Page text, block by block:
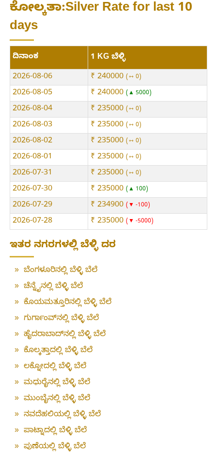
ಕೋಲ್ಕತಾ:Silver Rate for last 10
days
ದಿನಾಂಕ
1 KG ಬೆಳ್ಳಿ
2026-08-06
₹ 240000 ⇿ 0
2026-08-05 ₹ 240000 ▲ 5000
2026-08-04 ₹ 235000 ⇿ 0
2026-08-03 ₹ 235000 ⇿ 0
2026-08-02 ₹ 235000 ⇿ 0
2026-08-01 ₹ 235000 ⇿ 0
2026-07-31 ₹ 235000 ⇿ 0
2026-07-30 ₹ 235000 ▲ 100
2026-07-29 ₹ 234900 ▼ -100
2026-07-28 ₹ 235000 ▼ -5000
ಇತರ ನಗರಗಳಲ್ಲಿ ಬೆಳ್ಳಿ ದರ
» ಬೆಂಗಳೂರಿನಲ್ಲಿ ಬೆಳ್ಳಿ ಬೆಲೆ
» ಚೆನ್ನೈನಲ್ಲಿ ಬೆಳ್ಳಿ ಬೆಲೆ
» ಕೊಯಮತ್ತೂರಿನಲ್ಲಿ ಬೆಳ್ಳಿ ಬೆಲೆ
» ಗುರ್ಗಾಂವ್‌ನಲ್ಲಿ ಬೆಳ್ಳಿ ಬೆಲೆ
» ಹೈದರಾಬಾದ್‌ನಲ್ಲಿ ಬೆಳ್ಳಿ ಬೆಲೆ
» ಕೊಲ್ಕತ್ತಾದಲ್ಲಿ ಬೆಳ್ಳಿ ಬೆಲೆ
» ಲಕ್ನೋದಲ್ಲಿ ಬೆಳ್ಳಿ ಬೆಲೆ
» ಮಧುರೈನಲ್ಲಿ ಬೆಳ್ಳಿ ಬೆಲೆ
» ಮುಂಬೈನಲ್ಲಿ ಬೆಳ್ಳಿ ಬೆಲೆ
» ನವದೆಹಲಿಯಲ್ಲಿ ಬೆಳ್ಳಿ ಬೆಲೆ
» ಪಾಟ್ನಾದಲ್ಲಿ ಬೆಳ್ಳಿ ಬೆಲೆ
» ಪುಣೆಯಲ್ಲಿ ಬೆಳ್ಳಿ ಬೆಲೆ